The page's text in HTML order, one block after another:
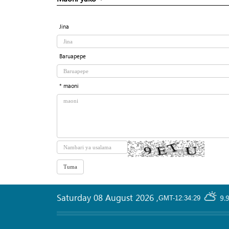
Jina
Baruapepe
* maoni
GMT-12:34:29
Saturday 08 August 2026 ,